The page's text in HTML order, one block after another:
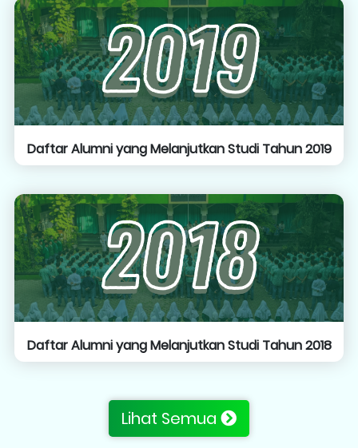
Daftar Alumni yang Melanjutkan Studi Tahun 2019
Daftar Alumni yang Melanjutkan Studi Tahun 2018
Lihat Semua